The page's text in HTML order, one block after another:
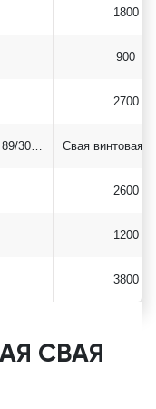
1800
900
2700
Свая винтовая 89/300*2500
2600
1200
3800
СВАЯ